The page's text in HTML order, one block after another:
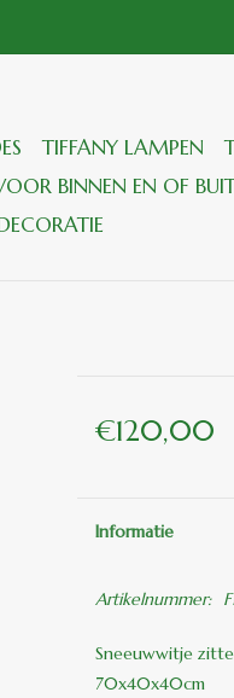
TIFFANY LAMPEN
BINNEN EN OF
€120,00
Informatie
Artikelnummer:
Sneeuwwitje
70x40x40cm